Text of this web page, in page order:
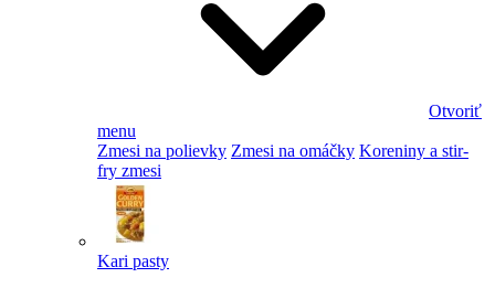
Otvoriť
menu
Zmesi na polievky Zmesi na omáčky Koreniny a stir-
fry zmesi
Kari pasty